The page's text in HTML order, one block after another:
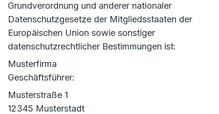
Grundverordnung und anderer nationaler
Datenschutzgesetze der Mitgliedsstaaten der
Europäischen Union sowie sonstiger
datenschutzrechtlicher Bestimmungen ist:
Musterfirma
Geschäftsführer:
Musterstraße 1
12345 Musterstadt